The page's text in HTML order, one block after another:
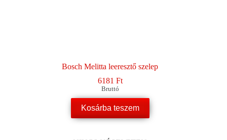
Bosch Melitta leeresztő szelep
6181 Ft
Bruttó
Kosárba teszem